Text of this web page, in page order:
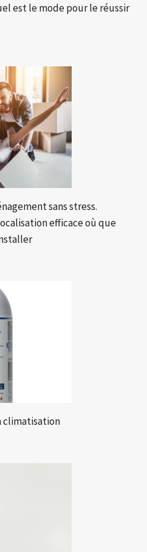
est le mode pour le réussir
sans stress.
efficace où que
climatisation